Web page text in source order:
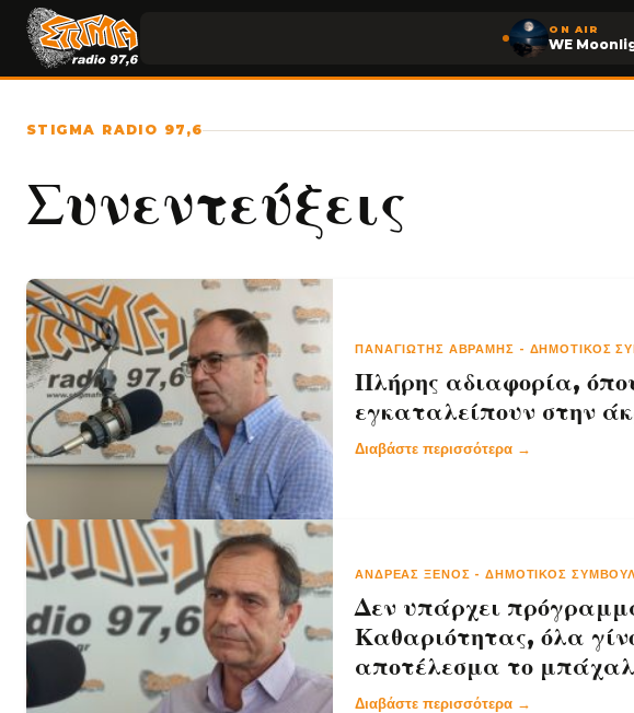
ON AIR
WE
STIGMA RADIO 97,6
Συνεντεύξεις
ΠΑΝΑΓΙΏΤΗΣ ΑΒΡΆΜΗΣ - ΔΗΜΟΤΙΚΌΣ
Πλήρης αδιαφορία,
εγκαταλείπουν στην
Διαβάστε περισσότερα →
ΑΝΔΡΈΑΣ ΞΈΝΟΣ -ΔΗΜΟΤΙΚΌΣ
Δεν υπάρχει
Καθαριότητας, όλα
αποτέλεσμα το
Διαβάστε περισσότερα →